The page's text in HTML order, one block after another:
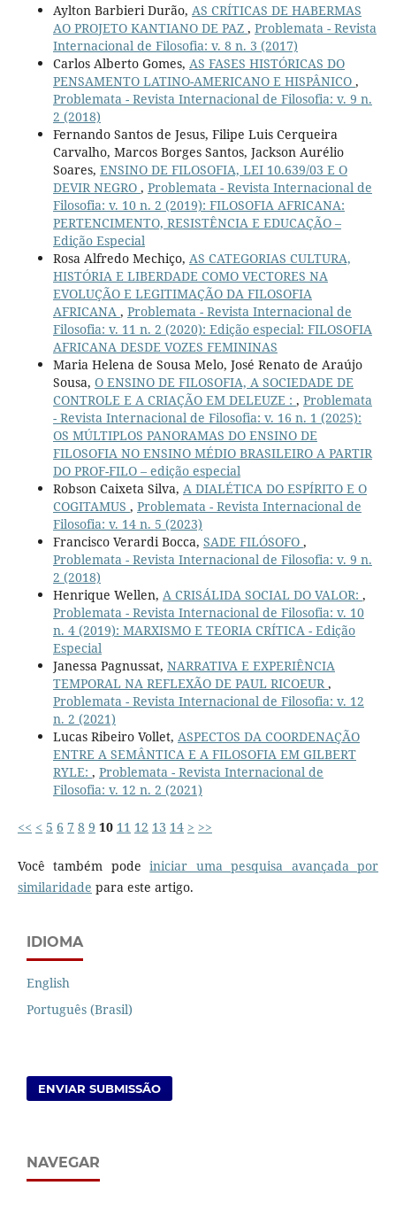
Aylton Barbieri Durão, AS CRÍTICAS DE HABERMAS
AO PROJETO KANTIANO DE PAZ , Problemata - Revista
Internacional de Filosofia: v. 8 n. 3 (2017)
Carlos Alberto Gomes, AS FASES HISTÓRICAS DO
PENSAMENTO LATINO-AMERICANO E HISPÂNICO ,
Problemata - Revista Internacional de Filosofia: v. 9 n.
2 (2018)
Fernando Santos de Jesus, Filipe Luis Cerqueira
Carvalho, Marcos Borges Santos, Jackson Aurélio
Soares, ENSINO DE FILOSOFIA, LEI 10.639/03 E O
DEVIR NEGRO , Problemata - Revista Internacional de
Filosofia: v. 10 n. 2 (2019): FILOSOFIA AFRICANA:
PERTENCIMENTO, RESISTÊNCIA E EDUCAÇÃO –
Edição Especial
Rosa Alfredo Mechiço, AS CATEGORIAS CULTURA,
HISTÓRIA E LIBERDADE COMO VECTORES NA
EVOLUÇÃO E LEGITIMAÇÃO DA FILOSOFIA
AFRICANA , Problemata - Revista Internacional de
Filosofia: v. 11 n. 2 (2020): Edição especial: FILOSOFIA
AFRICANA DESDE VOZES FEMININAS
Maria Helena de Sousa Melo, José Renato de Araújo
Sousa, O ENSINO DE FILOSOFIA, A SOCIEDADE DE
CONTROLE E A CRIAÇÃO EM DELEUZE : , Problemata
- Revista Internacional de Filosofia: v. 16 n. 1 (2025):
OS MÚLTIPLOS PANORAMAS DO ENSINO DE
FILOSOFIA NO ENSINO MÉDIO BRASILEIRO A PARTIR
DO PROF-FILO – edição especial
Robson Caixeta Silva, A DIALÉTICA DO ESPÍRITO E O
COGITAMUS , Problemata - Revista Internacional de
Filosofia: v. 14 n. 5 (2023)
Francisco Verardi Bocca, SADE FILÓSOFO ,
Problemata - Revista Internacional de Filosofia: v. 9 n.
2 (2018)
Henrique Wellen, A CRISÁLIDA SOCIAL DO VALOR: ,
Problemata - Revista Internacional de Filosofia: v. 10
n. 4 (2019): MARXISMO E TEORIA CRÍTICA - Edição
Especial
Janessa Pagnussat, NARRATIVA E EXPERIÊNCIA
TEMPORAL NA REFLEXÃO DE PAUL RICOEUR ,
Problemata - Revista Internacional de Filosofia: v. 12
n. 2 (2021)
Lucas Ribeiro Vollet, ASPECTOS DA COORDENAÇÃO
ENTRE A SEMÂNTICA E A FILOSOFIA EM GILBERT
RYLE: , Problemata - Revista Internacional de
Filosofia: v. 12 n. 2 (2021)
<< < 5 6 7 8 9 10 11 12 13 14 > >>
Você também podeiniciar uma pesquisa avançada por
similaridade para este artigo.
IDIOMA
English
Português (Brasil)
ENVIAR SUBMISSÃO
NAVEGAR